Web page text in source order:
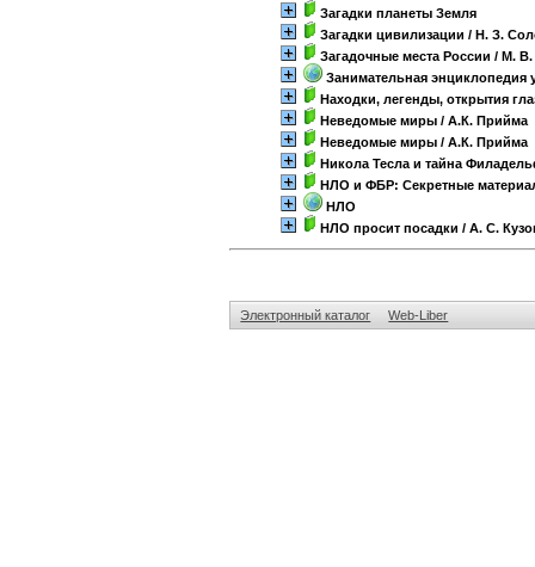
Загадки планеты Земля
Загадки цивилизации / Н. З.
Загадочные места России / М. В.
Занимательная энциклопедия
Находки, легенды, открытия
Неведомые миры / А.К. Прийма
Неведомые миры / А.К. Прийма
Никола Тесла и тайна
НЛО и ФБР: Секретные
НЛО
НЛО просит посадки / А. С.
Электронный каталог Web-Liber